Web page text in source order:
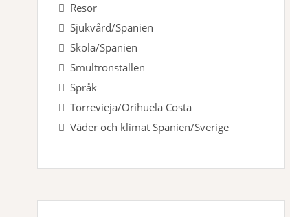
Resor
Sjukvård/Spanien
Skola/Spanien
Smultronställen
Språk
Torrevieja/Orihuela Costa
Väder och klimat Spanien/Sverige